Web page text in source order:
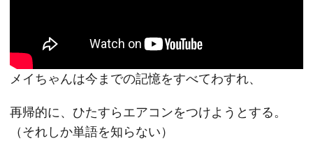
メイちゃんは今までの記憶をすべてわすれ、
再帰的に、ひたすらエアコンをつけようとする。
（それしか単語を知らない）